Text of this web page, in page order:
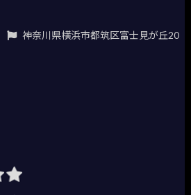
神奈川県横浜市都筑区富士見が丘20